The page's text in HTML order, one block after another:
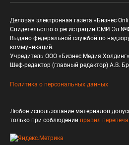
Деловая электронная газета «Бизнес
Свидетельство о регистрации СМИ Эл
Выдано федеральной службой по
коммуникаций.
Учредитель ООО «Бизнес Медия Холдинг»
Шеф-редактор (главный редактор) А.В.
Политика о персональных данных
Любое использование материалов
только при соблюдении правил